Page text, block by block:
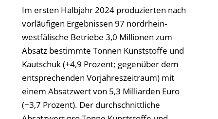
Im ersten Halbjahr 2024 produzierten nach
vorläufigen Ergebnissen 97 nordrhein-
westfälische Betriebe 3,0 Millionen zum
Absatz bestimmte Tonnen Kunststoffe und
Kautschuk (+4,9 Prozent; gegenüber dem
entsprechenden Vorjahreszeitraum) mit
einem Absatzwert von 5,3 Milliarden Euro
(−3,7 Prozent). Der durchschnittliche